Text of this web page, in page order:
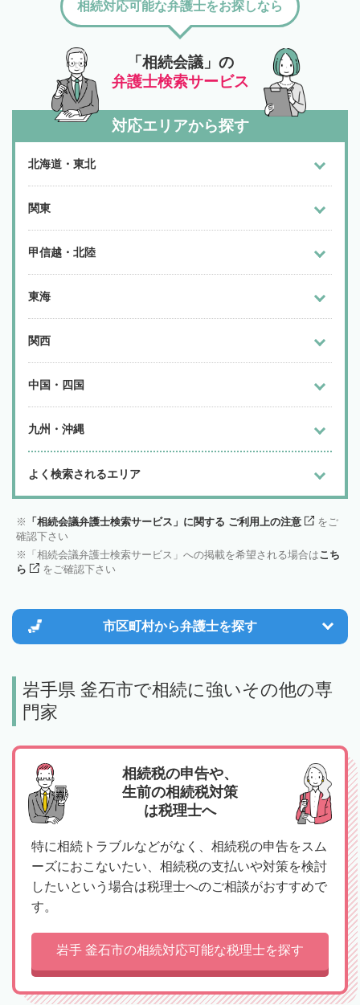
「相続会議」の
弁護士検索サービス
相続対応可能な弁護士をお探しなら
対応エリアから探す
北海道・東北
関東
甲信越・北陸
東海
関西
中国・四国
九州・沖縄
よく検索されるエリア
「相続会議弁護士検索サービス」に関する ご利用上の注意
をご
確認下さい
「相続会議弁護士検索サービス」への掲載を希望される場合はこち
ら
をご確認下さい
市区町村から弁護士を探す
岩手県 釜石市で相続に強いその他の専
門家
相続税の申告や、
生前の相続税対策
は税理士へ
特に相続トラブルなどがなく、相続税の申告をスム
ーズにおこないたい、相続税の支払いや対策を検討
したいという場合は税理士へのご相談がおすすめで
す。
岩手 釜石市の相続対応可能な税理士を探す